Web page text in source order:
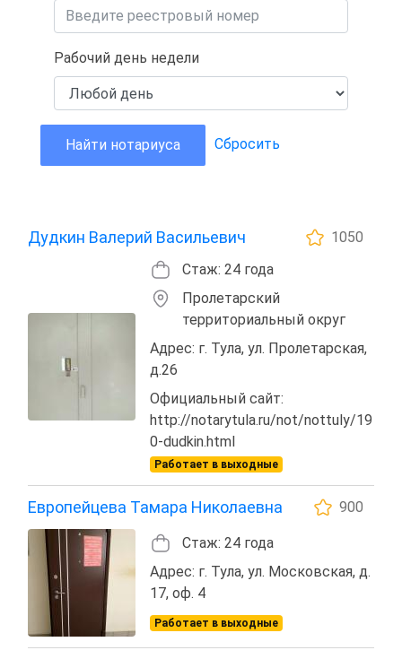
Рабочий день недели
Найти нотариуса Сбросить
Дудкин Валерий Васильевич
1050
Стаж: 24 года
Пролетарский
территориальный округ
Адрес: г. Тула, ул. Пролетарская,
д.26
Официальный сайт:
http://notarytula.ru/not/nottuly/19
0-dudkin.html
Работает в выходные
Европейцева Тамара Николаевна 900
Стаж: 24 года
Адрес: г. Тула, ул. Московская, д.
17, оф. 4
Работает в выходные